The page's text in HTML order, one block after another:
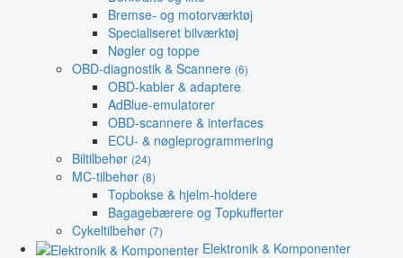
Bremse- og motorværktøj
Specialiseret bilværktøj
Nøgler og toppe
OBD-diagnostik & Scannere (6)
OBD-kabler & adaptere
AdBlue-emulatorer
OBD-scannere & interfaces
ECU- & nøgleprogrammering
Biltilbehør (24)
MC-tilbehør (8)
Topbokse & hjelm-holdere
Bagagebærere og Topkufferter
Cykeltilbehør (7)
Elektronik & Komponenter